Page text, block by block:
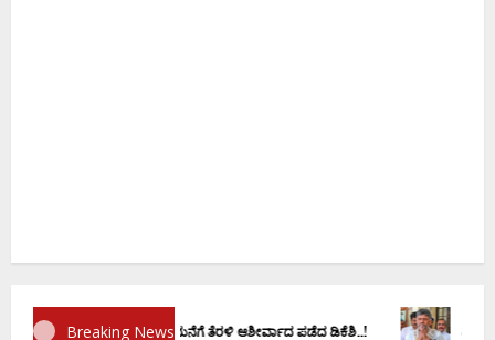
Breaking News
ಮುನ್ನ ದೊಡ್ಡಗೌಡರ ಮನೆಗೆ ತೆರಳಿ ಆಶೀರ್ವಾದ ಪಡೆದ ಡಿಕೆಶಿ..! ಡಿ.ಕೆ